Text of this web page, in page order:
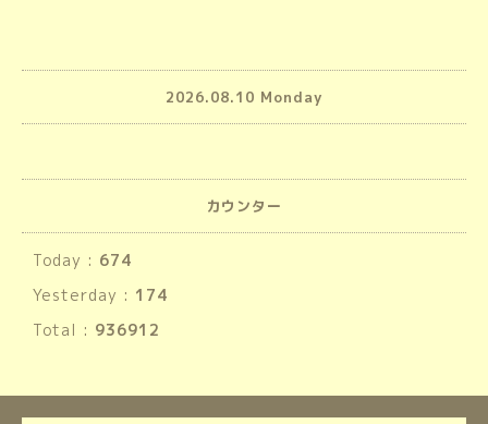
2026.08.10 Monday
カウンター
Today : 674
Yesterday : 174
Total : 936912